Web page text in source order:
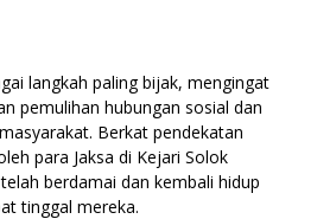
langkah paling bijak, mengingat
pemulihan hubungan sosial dan
Berkat pendekatan
para Jaksa di Kejari Solok
berdamai dan kembali hidup
tinggal mereka.